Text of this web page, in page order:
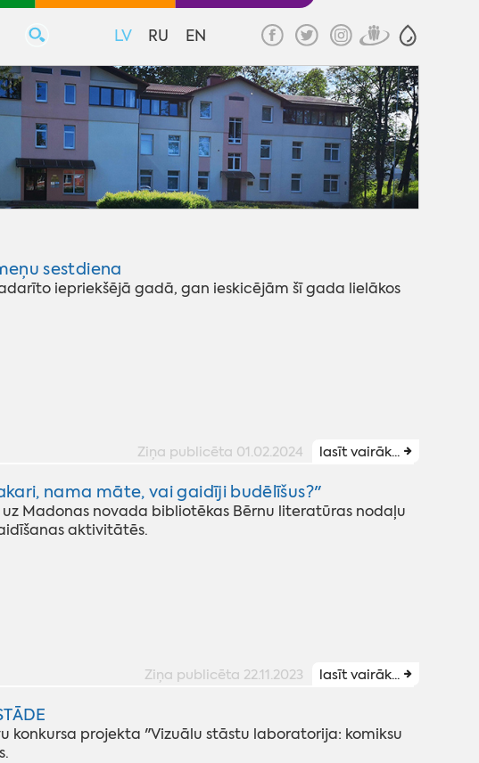
LV RU EN
sestdiena
iepriekšējā gadā, gan ieskicējām šī gada lielākos
Ziņa publicēta 01.02.2024 lasīt vairāk...
nama māte, vai gaidīji budēlīšus?"
uz Madonas novada bibliotēkas Bērnu literatūras nodaļu
aktivitātēs.
Ziņa publicēta 22.11.2023 lasīt vairāk...
konkursa projekta "Vizuālu stāstu laboratorija: komiksu